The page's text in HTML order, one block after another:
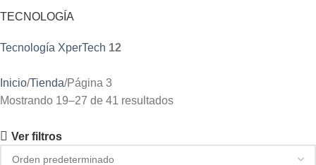
TECNOLOGÍA
Tecnología XperTech 12
Inicio Tienda Página 3
Mostrando 19–27 de 41 resultados
Ver filtros